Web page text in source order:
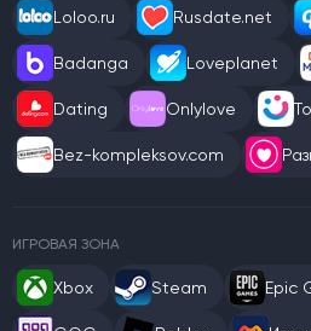
Loloo.ru Rusdate.net
Badanga Loveplanet
Dating Onlylove
Bez-kompleksov.com
ИГРОВАЯ ЗОНА
Xbox Steam Epic